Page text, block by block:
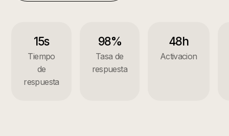
15s
Tiempo
de
respuesta
98%
Tasa de
respuesta
48h
Activacion